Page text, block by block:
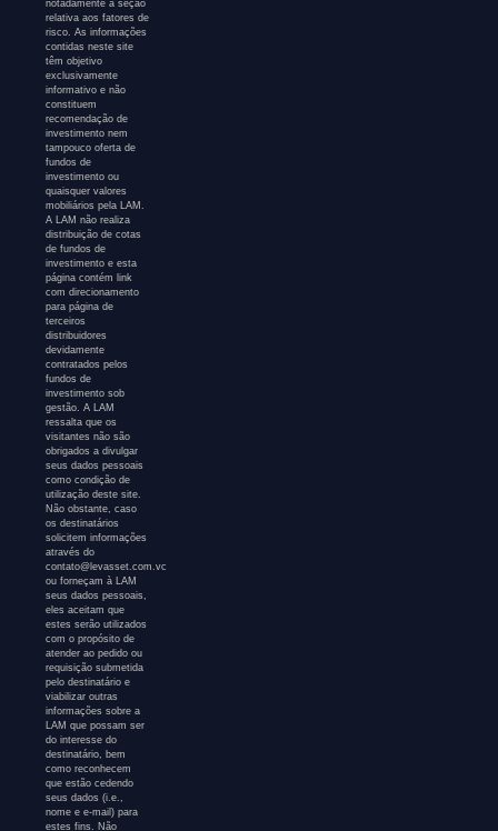
notadamente a seção
relativa aos fatores de
risco. As informações
contidas neste site
têm objetivo
exclusivamente
informativo e não
constituem
recomendação de
investimento nem
tampouco oferta de
fundos de
investimento ou
quaisquer valores
mobiliários pela LAM.
A LAM não realiza
distribuição de cotas
de fundos de
investimento e esta
página contém link
com direcionamento
para página de
terceiros
distribuidores
devidamente
contratados pelos
fundos de
investimento sob
gestão. A LAM
ressalta que os
visitantes não são
obrigados a divulgar
seus dados pessoais
como condição de
utilização deste site.
Não obstante, caso
os destinatários
solicitem informações
através do
contato@levasset.com.vc
ou forneçam à LAM
seus dados pessoais,
eles aceitam que
estes serão utilizados
com o propósito de
atender ao pedido ou
requisição submetida
pelo destinatário e
viabilizar outras
informações sobre a
LAM que possam ser
do interesse do
destinatário, bem
como reconhecem
que estão cedendo
seus dados (i.e.,
nome e e-mail) para
estes fins. Não